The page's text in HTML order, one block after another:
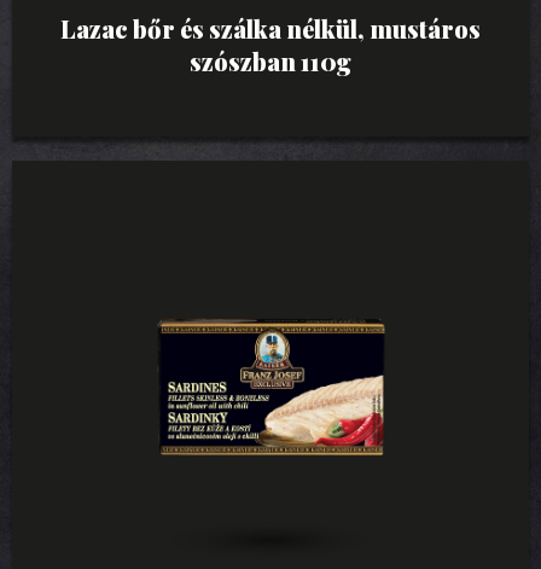
Lazac bőr és szálka nélkül, mustáros
szószban 110g